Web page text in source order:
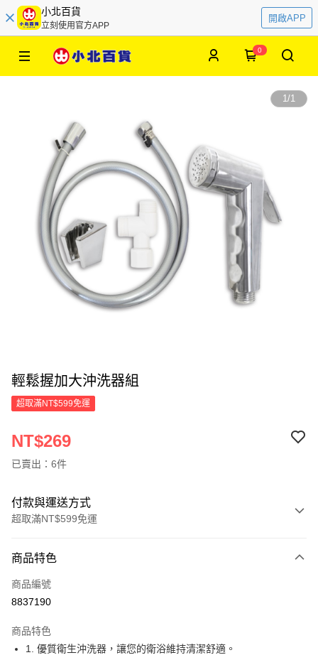
小北百貨
立刻使用官方APP
開啟APP
0
1/1
輕鬆握加大沖洗器組
超取滿NT$599免運
NT$269
已賣出：6件
付款與運送方式
超取滿NT$599免運
信用卡一次付款
超商取貨付款
Apple Pay
商品特色
商品編號
8837190
商品特色
1. 優質衛生沖洗器，讓您的衛浴維持清潔舒適。